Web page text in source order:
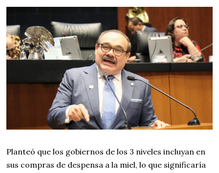
Planteó que los gobiernos de los 3 niveles incluyan en
sus compras de despensa a la miel, lo que significaría